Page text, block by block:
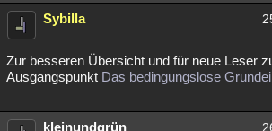
Lesenswert
Sybilla
Zur besseren Übersicht und für neue Leser
Ausgangspunkt Das bedingungslose
kleinundgrün